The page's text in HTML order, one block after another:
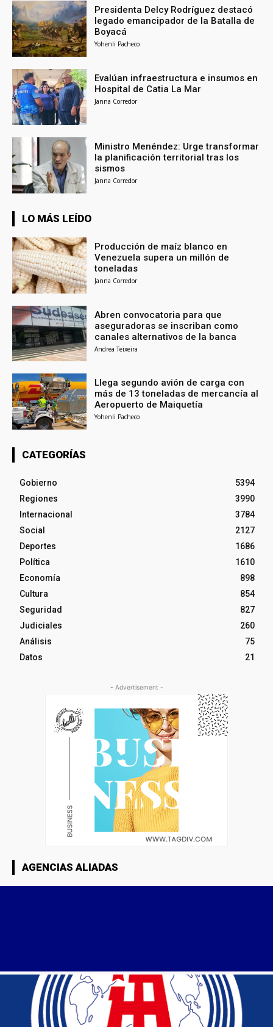
Presidenta Delcy Rodríguez destacó
legado emancipador de la Batalla de
Boyacá
Yohenli Pacheco
Evalúan infraestructura e insumos en
Hospital de Catia La Mar
Janna Corredor
Ministro Menéndez: Urge transformar
la planificación territorial tras los
sismos
Janna Corredor
LO MÁS LEÍDO
Producción de maíz blanco en
Venezuela supera un millón de
toneladas
Janna Corredor
Abren convocatoria para que
aseguradoras se inscriban como
canales alternativos de la banca
Andrea Teixeira
Llega segundo avión de carga con
más de 13 toneladas de mercancía al
Aeropuerto de Maiquetía
Yohenli Pacheco
CATEGORÍAS
Gobierno
5394
Regiones
3990
Internacional
3784
Social
2127
Deportes
1686
Política
1610
Economía
898
Cultura
854
Seguridad
827
Judiciales
260
Análisis
75
Datos
21
- Advertisement -
AGENCIAS ALIADAS